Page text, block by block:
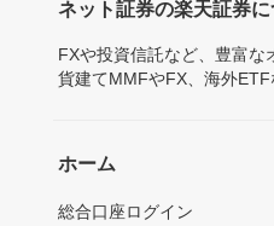
ネット証券の楽天証券
FXや投資信託など、豊富
貨建てMMFやFX、海外
ホーム
総合口座ログイン